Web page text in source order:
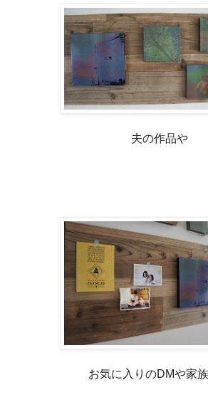
夫の作品や
お気に入りのDMや家